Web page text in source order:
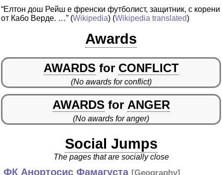
“Елтон дош Рейш е френски футболист, защитник, с корени
от Кабо Верде. …” (Wikipedia) (Wikipedia translated)
Awards
AWARDS for CONFLICT
(No awards for conflict)
AWARDS for ANGER
(No awards for anger)
Social Jumps
The pages that are socially close
ФК Анортосис Фамагуста [Geography]